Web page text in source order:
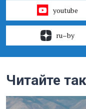
youtube
ru–by
Читайте